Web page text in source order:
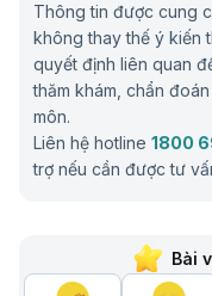
Thông tin được cung
không thay thế ý kiến
quyết định liên quan
thăm khám, chẩn
môn.
Liên hệ hotline 1800
trợ nếu cần được tư
Bài